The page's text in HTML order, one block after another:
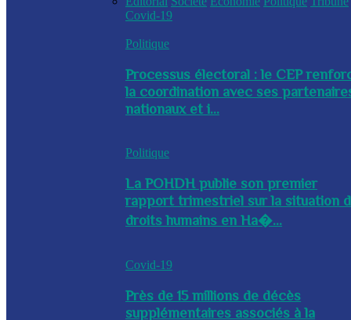
Covid-19
Politique
Processus électoral : le CEP
la coordination avec ses
nationaux et i...
Politique
La POHDH publie son premier
rapport trimestriel sur la situation
droits humains en Ha�...
Covid-19
Près de 15 millions de décès
supplémentaires associés à la